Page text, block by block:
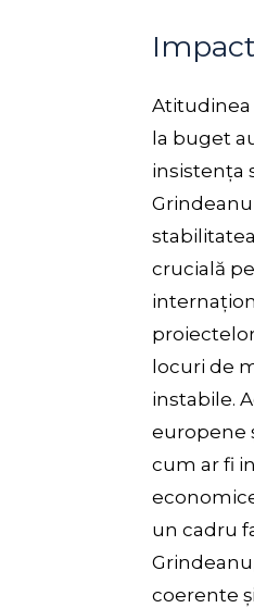
Atitudinea
la buget
insistența
crucială
locuri de
instabile.
europene
cum ar fi
un cadru
coerente